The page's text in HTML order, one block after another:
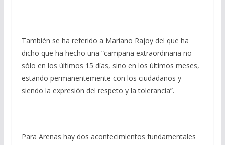
También se ha referido a Mariano Rajoy del que ha
dicho que ha hecho una “campaña extraordinaria no
sólo en los últimos 15 días, sino en los últimos meses,
estando permanentemente con los ciudadanos y
siendo la expresión del respeto y la tolerancia”.
Para Arenas hay dos acontecimientos fundamentales